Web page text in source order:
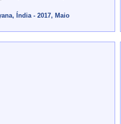
Índia - 2017, Maio